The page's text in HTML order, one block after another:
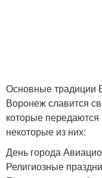
Основные традиции
Воронеж славится
которые
некоторые из них:
День города
Религиозные